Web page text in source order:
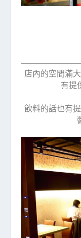
店內的空間滿
有提
飲料的話也有